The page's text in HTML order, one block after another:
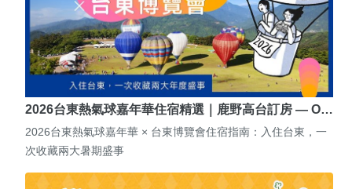
2026台東熱氣球嘉年華住宿精選｜鹿野高台訂房 — O…
2026台東熱氣球嘉年華 × 台東博覽會住宿指南：入住台東，一
次收藏兩大暑期盛事